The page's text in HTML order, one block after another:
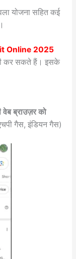
योजना सहित कई
Online 2025
कर सकते हैं। इसके
वेब ब्राउज़र को
गैस, इंडियन गैस)